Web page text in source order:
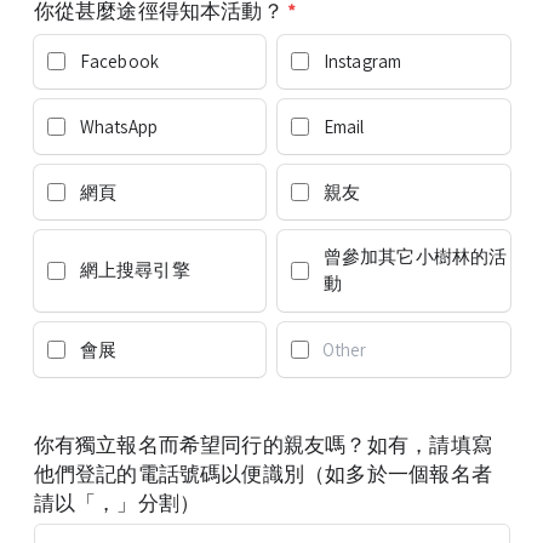
你從甚麼途徑得知本活動？ *
Facebook Instagram
WhatsApp Email
網頁 親友
網上搜尋引擎
曾參加其它小樹林的活
動
會展
你有獨立報名而希望同行的親友嗎？如有，請填寫
他們登記的電話號碼以便識別（如多於一個報名者
請以「，」分割）